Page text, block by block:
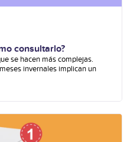
consultarlo?
se hacen más complejas.
invernales implican un